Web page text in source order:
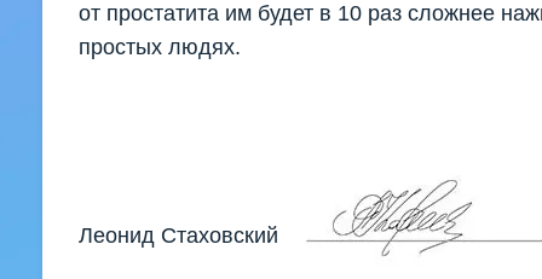
от простатита им будет в 10 раз сложнее
простых людях.
Леонид Стаховский